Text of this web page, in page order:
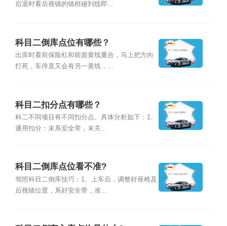
后退时看后视镜的镜框碰到线即...
科目二倒库点位有哪些？
出库时看前保险杠和前面黄线重合，马上把方向
打死，车停直又会有另一黄线，...
科目二扣分点有哪些？
科二不同项目有不同扣分点。具体分析如下：1、
通用扣分：未系安全带，未关...
科目二倒库点位看不准?
驾照科目二倒库技巧：1、上车后，调整好座椅及
后视镜位置，系好安全带，准...